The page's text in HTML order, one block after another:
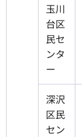
玉川
台区
民セ
ンタ
ー
深沢
区民
セン